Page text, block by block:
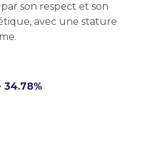
son respect et son
avec une stature
34.78%